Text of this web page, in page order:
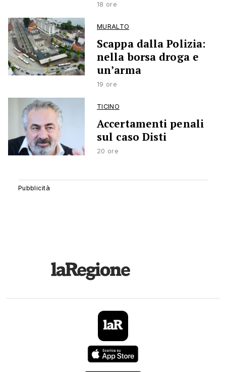
18 ore
MURALTO
Scappa dalla Polizia:
nella borsa droga e
un’arma
19 ore
TICINO
Accertamenti penali
sul caso Disti
20 ore